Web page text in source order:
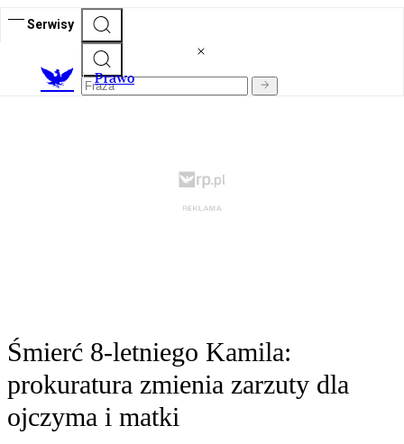
Serwisy
Prawo
Śmierć 8-letniego Kamila:
prokuratura zmienia zarzuty dla
ojczyma i matki